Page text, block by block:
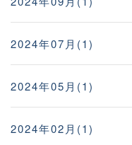
2024年07月(1)
2024年05月(1)
2024年02月(1)